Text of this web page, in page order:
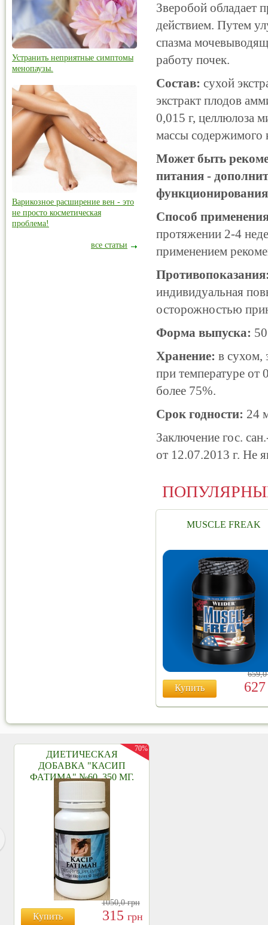
Зверобой обладает
действием. Путем
спазма
работу почек.
Состав: сухой
экстракт плодов
0,015 г, целлюлоза
массы содержимого
Может быть
питания -
функционирования
Способ
протяжении 2-4
применением
индивидуальная
осторожностью
Форма выпуска:
Хранение: в сухом,
при температуре от
более 75%.
Срок годности: 24
Заключение гос.
от 12.07.2013 г. Не
MUSCLE FREAK
Купить
Устранить неприятные симптомы
менопаузы.
Варикозное расширение вен - это
не просто косметическая
проблема!
все статьи
ДИЕТИЧЕСКАЯ
ДОБАВКА "КАСИП
ФАТИМА" №60, 350 МГ.
Купить
1050,0грн
315 грн
70%